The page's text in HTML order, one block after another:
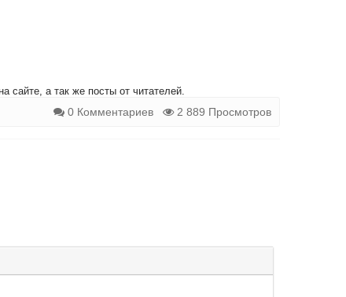
сайте, а так же посты от читателей.
0 Комментариев 2 889 Просмотров